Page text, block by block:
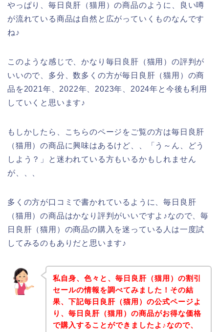
やっぱり、毎日良肝（猫用）の商品のように、良い噂
が流れている商品は自然と広がっていくものなんです
ね♪
このような感じで、かなり毎日良肝（猫用）の評判が
いいので、多分、数多くの方が毎日良肝（猫用）の商
品を2021年、2022年、2023年、2024年と今後も利用
していくと思います♪
もしかしたら、こちらのページをご覧の方は毎日良肝
（猫用）の商品に興味はあるけど、、「う～ん、どう
しよう？」と迷われている方もいるかもしれません
が、、、
多くの方が口コミで書かれているように、毎日良肝
（猫用）の商品はかなり評判がいいですよ♪なので、毎
日良肝（猫用）の商品の購入を迷っている人は一度試
してみるのもありだと思います♪
私自身、色々と、毎日良肝（猫用）の割引
セールの情報を調べてみました！その結
果、下記毎日良肝（猫用）の公式ページよ
り、毎日良肝（猫用）の商品がお得な価格
で購入することができましたよ♪なので、